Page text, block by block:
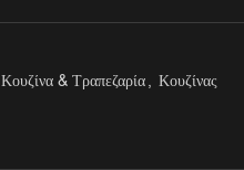
Κουζίνα & Τραπεζαρία, Κουζίνας